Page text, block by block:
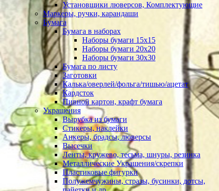
Установщики люверсов, Комплектующие
Маркеры, ручки, карандаши
Бумага
Бумага в наборах
Наборы бумаги 15х15
Наборы бумаги 20х20
Наборы бумаги 30х30
Бумага по листу
Заготовки
Калька/оверлей/фольга/тишью/ацетат
Кардсток
Пивной картон, крафт бумага
Украшения
Вырубка из бумаги
Стикеры, наклейки
Анкеры, брадсы, люверсы
Высечки
Ленты, кружево, тесьма, шнуры, резинка
Металлические Украшения/скрепки
Пластиковые фигурки
Полужемчужины, стразы, бусинки, дотсы,